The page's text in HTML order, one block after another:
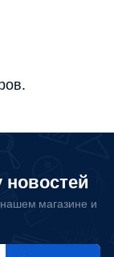
магазине и